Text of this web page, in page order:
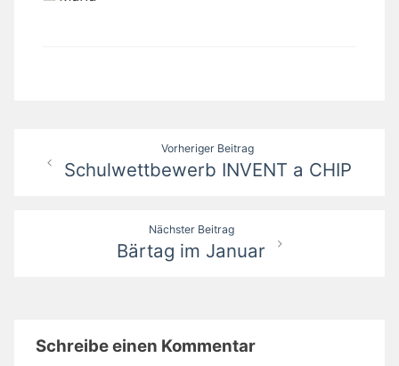
Beitragsnavigation
Vorheriger Beitrag
Schulwettbewerb INVENT a CHIP
Nächster Beitrag
Bärtag im Januar
Schreibe einen Kommentar